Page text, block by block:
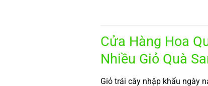
Cửa Hàng Hoa
Nhiều Giỏ Quà
Giỏ trái cây nhập khẩu ngày